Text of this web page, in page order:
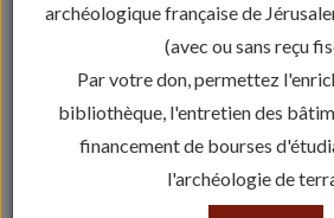
archéologique française de
(avec ou sans reçu
Par votre don, permettez
bibliothèque, l'entretien des
financement de bourses
l'archéologie de